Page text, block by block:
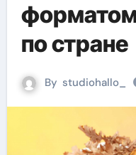
по стране
By studiohallo_